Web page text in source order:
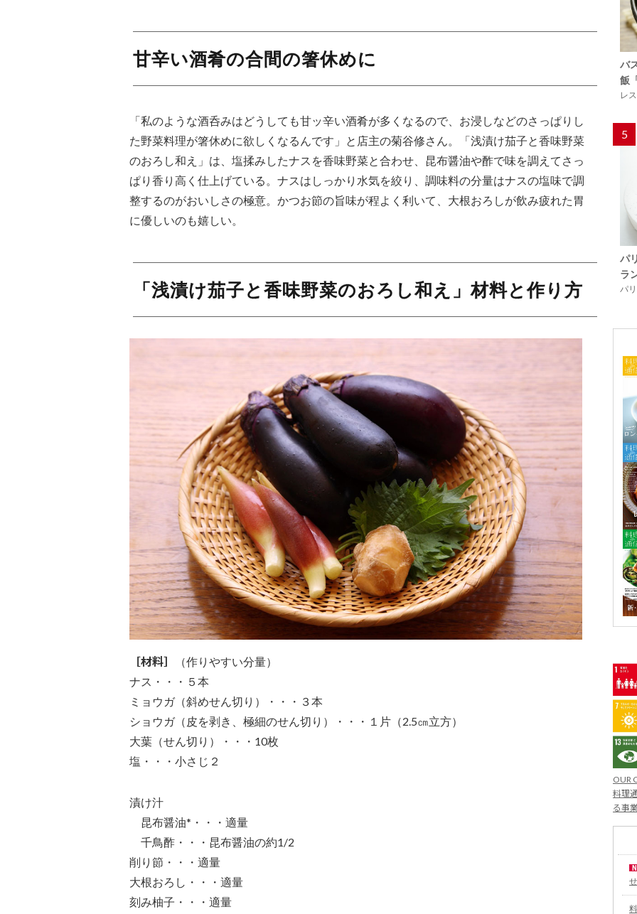
甘辛い酒肴の合間の箸休めに
「私のような酒呑みはどうしても甘ッ辛い酒肴が多くなるので、お浸しなどのさっぱりし
た野菜料理が箸休めに欲しくなるんです」と店主の菊谷修さん。「浅漬け茄子と香味野菜
のおろし和え」は、塩揉みしたナスを香味野菜と合わせ、昆布醤油や酢で味を調えてさっ
ぱり香り高く仕上げている。ナスはしっかり水気を絞り、調味料の分量はナスの塩味で調
整するのがおいしさの極意。かつお節の旨味が程よく利いて、大根おろしが飲み疲れた胃
に優しいのも嬉しい。
「浅漬け茄子と香味野菜のおろし和え」材料と作り方
［材料］
（作りやすい分量）
ナス・・・５本
ミョウガ（斜めせん切り）・・・３本
ショウガ（皮を剥き、極細のせん切り）・・・１片（2.5㎝立方）
大葉（せん切り）・・・10枚
塩・・・小さじ２
漬け汁
昆布醤油*・・・適量
千鳥酢・・・昆布醤油の約1/2
削り節・・・適量
大根おろし・・・適量
刻み柚子・・・適量
バ
飯
レ
5
パ
ラ
パ
OUR
料理
る事
せ